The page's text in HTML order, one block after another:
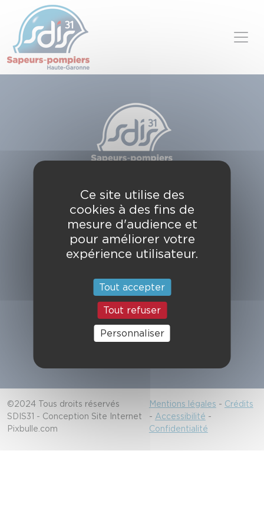
49, chemin de l'Armurié
C.S. 80123
31772 COLOMIERS CEDEX
Contactez-nous
Alerter les secours
18/112
©2024 Tous droits réservés
SDIS31 - Conception Site Internet
Pixbulle.com
Mentions légales - Crédits
- Accessibilité -
Confidentialité
Panneau de gestion des cookies
Ce site utilise des
cookies à des fins de
mesure d'audience et
pour améliorer votre
expérience utilisateur.
Tout accepter
Tout refuser
Personnaliser